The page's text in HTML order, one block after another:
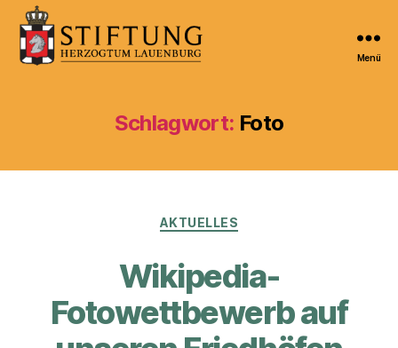
Menü
Schlagwort: Foto
Kategorien
AKTUELLES
Wikipedia-
Fotowettbewerb auf